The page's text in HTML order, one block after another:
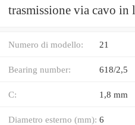
trasmissione via cavo in
Numero di modello: 21
Bearing number: 618/2,5
C: 1,8 mm
Diametro esterno (mm): 6